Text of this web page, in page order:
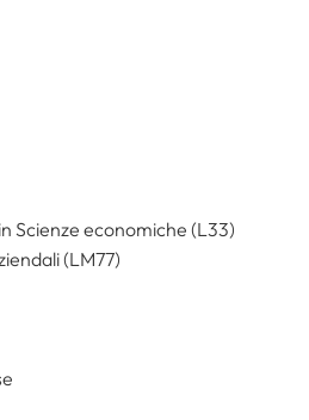
Scienze economiche (L33)
(LM77)